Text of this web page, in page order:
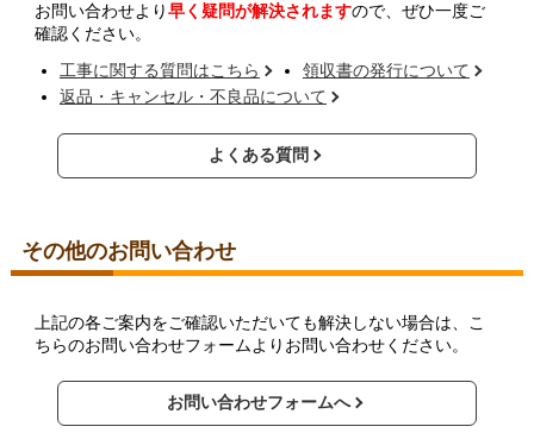
お問い合わせより早く疑問が解決されますので、ぜひ一度ご
確認ください。
工事に関する質問はこちら
領収書の発行について
返品・キャンセル・不良品について
よくある質問
その他のお問い合わせ
上記の各ご案内をご確認いただいても解決しない場合は、こ
ちらのお問い合わせフォームよりお問い合わせください。
お問い合わせフォームへ